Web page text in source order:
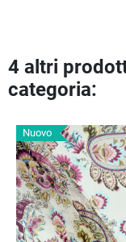
4 altri
categoria:
Nuovo